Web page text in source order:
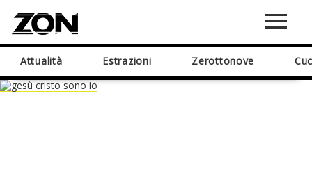
Attualità Estrazioni Zerottonove